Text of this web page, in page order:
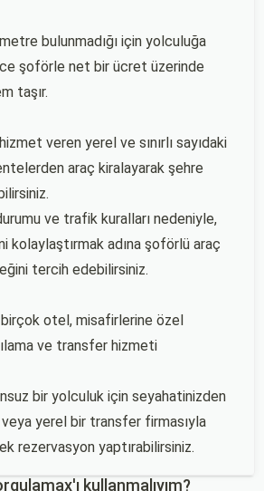
bulunmadığı için yolculuğa
şoförle net bir ücret üzerinde
taşır.
veren yerel ve sınırlı sayıdaki
araç kiralayarak şehre
ve trafik kuralları nedeniyle,
kolaylaştırmak adına şoförlü araç
tercih edebilirsiniz.
birçok otel, misafirlerine özel
ve transfer hizmeti
bir yolculuk için seyahatinizden
yerel bir transfer firmasıyla
rezervasyon yaptırabilirsiniz.
kullanmalıyım?